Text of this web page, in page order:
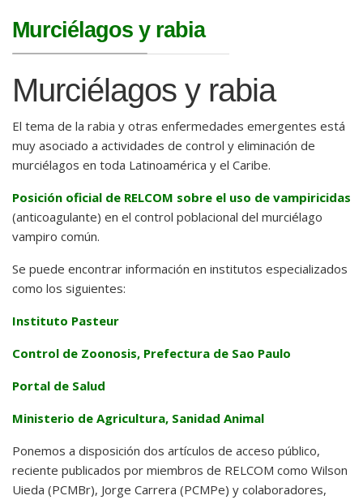
Murciélagos y rabia
Murciélagos y rabia
El tema de la rabia y otras enfermedades emergentes está
muy asociado a actividades de control y eliminación de
murciélagos en toda Latinoamérica y el Caribe.
Posición oficial de RELCOM sobre el uso de vampiricidas
(anticoagulante) en el control poblacional del murciélago
vampiro común.
Se puede encontrar información en institutos especializados
como los siguientes:
Instituto Pasteur
Control de Zoonosis, Prefectura de Sao Paulo
Portal de Salud
Ministerio de Agricultura, Sanidad Animal
Ponemos a disposición dos artículos de acceso público,
reciente publicados por miembros de RELCOM como Wilson
Uieda (PCMBr), Jorge Carrera (PCMPe) y colaboradores,